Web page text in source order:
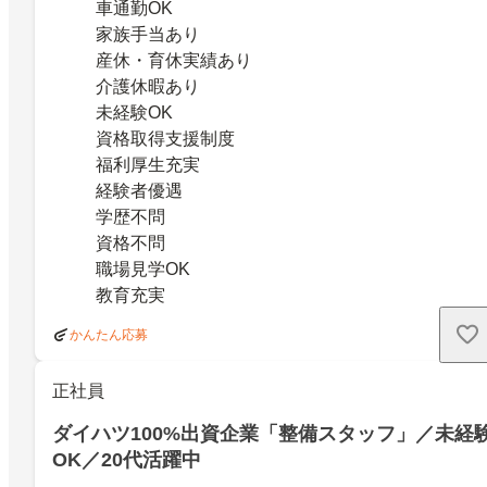
車通勤OK
家族手当あり
産休・育休実績あり
介護休暇あり
未経験OK
資格取得支援制度
福利厚生充実
経験者優遇
学歴不問
資格不問
職場見学OK
教育充実
かんたん応募
正社員
ダイハツ100%出資企業「整備スタッフ」／未経
OK／20代活躍中